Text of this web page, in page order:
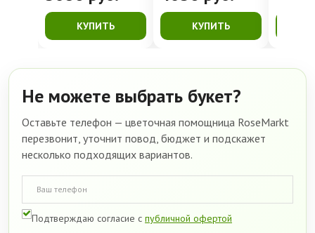
КУПИТЬ КУПИТЬ
Не можете выбрать букет?
Оставьте телефон — цветочная помощница RoseMarkt
перезвонит, уточнит повод, бюджет и подскажет
несколько подходящих вариантов.
Подтверждаю согласие с публичной офертой